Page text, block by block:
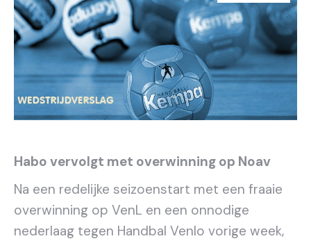
Habo vervolgt met overwinning op Noav
Na een redelijke seizoenstart met een fraaie
overwinning op VenL en een onnodige
nederlaag tegen Handbal Venlo vorige week,